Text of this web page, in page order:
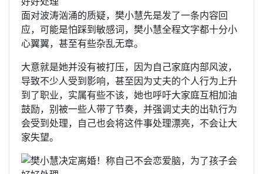
面对波涛汹涌的质疑，樊小慧先是发了一条内容回
应，可能是怕踩到敏感词，樊小慧全程文字都十分小
心翼翼，甚至有些杂乱无章。
大意就是她并没有被打压，因为自己家庭内部风波，
导致不少人受到影响，甚至因为丈夫的个人行为上升
到了职业，实属有些不该，她也呼吁大家庭互相加油
鼓励，别被一些人带了节奏，并强调丈夫的出轨行为
会受到处理，自己也会将这件事处理漂亮，不会让大
家失望。